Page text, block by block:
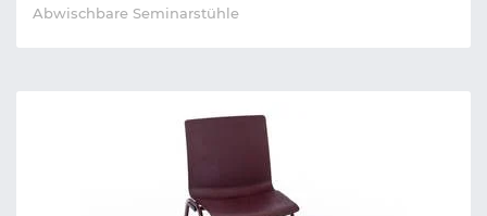
Abwischbare Seminarstühle